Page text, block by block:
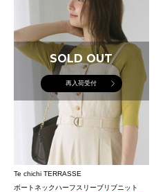
SOLD OUT
再入荷受付
Te chichi TERRASSE
ボートネックハーフスリーブリブニット